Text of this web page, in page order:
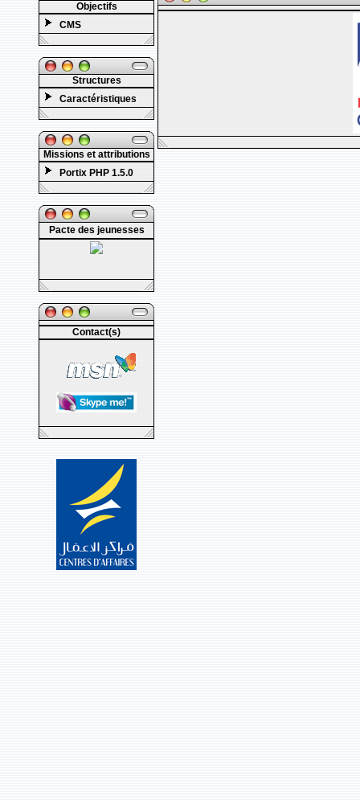
Objectifs
CMS
Structures
Caractéristiques
Missions et attributions
Portix PHP 1.5.0
Pacte des jeunesses
Contact(s)